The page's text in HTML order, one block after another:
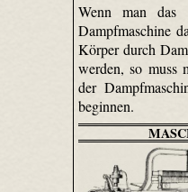
Wenn man das
Dampfmaschine
Körper durch
werden, so muss
der
beginnen.